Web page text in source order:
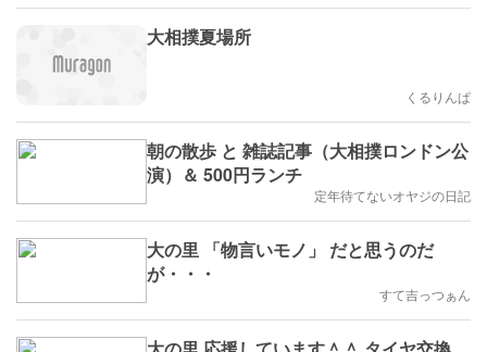
大相撲夏場所
くるりんぱ
朝の散歩 と 雑誌記事（大相撲ロンドン公
演）＆ 500円ランチ
定年待てないオヤジの日記
大の里 「物言いモノ」 だと思うのだ
が・・・
すて吉っつぁん